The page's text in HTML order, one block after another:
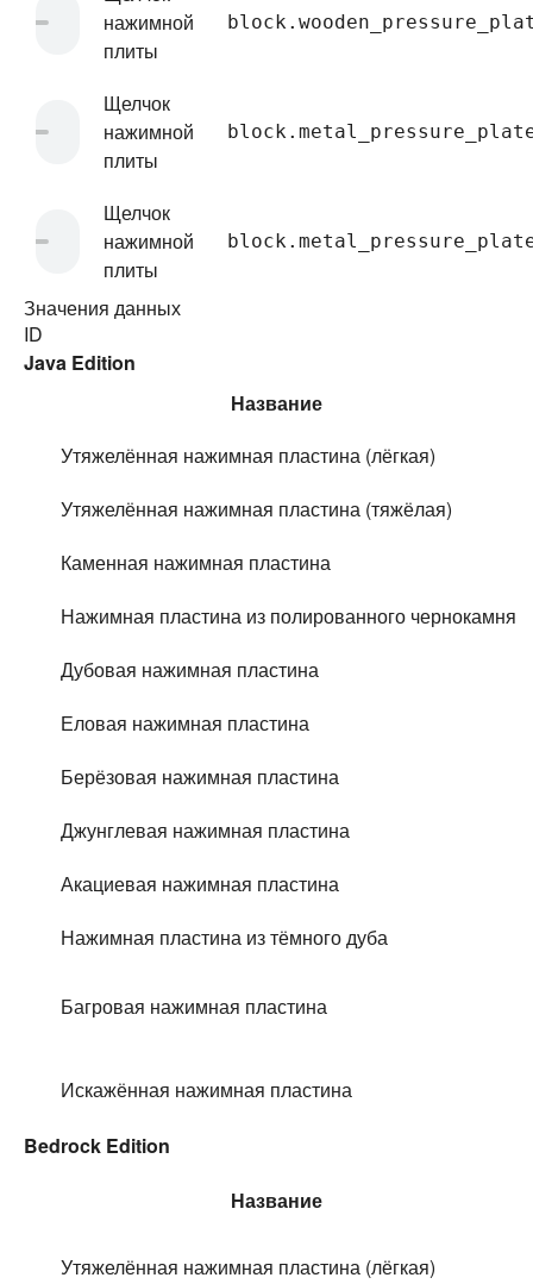
нажимной
плиты
Щелчок
нажимной
плиты
Щелчок
нажимной
плиты
Значения данных
ID
Java Edition
Название
Утяжелённая нажимная пластина (лёгкая)
Утяжелённая нажимная пластина (тяжёлая)
Каменная нажимная пластина
Нажимная пластина из полированного чернокамня
Дубовая нажимная пластина
Еловая нажимная пластина
Берёзовая нажимная пластина
Джунглевая нажимная пластина
Акациевая нажимная пластина
Нажимная пластина из тёмного дуба
Багровая нажимная пластина
Искажённая нажимная пластина
Bedrock Edition
Название
Утяжелённая нажимная пластина (лёгкая)